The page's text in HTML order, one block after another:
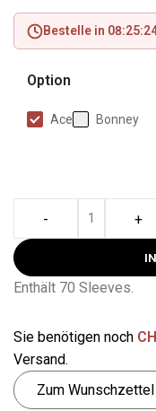
Bestelle in
Option
Ace Bonney
- +
Enthält 70 Sleeves.
Sie benötigen noch
Versand.
Zum